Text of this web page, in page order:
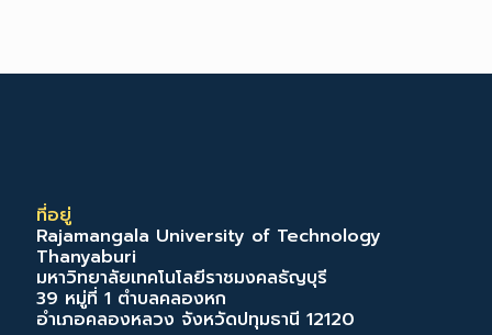
ที่อยู่
Rajamangala University of Technology
Thanyaburi
มหาวิทยาลัยเทคโนโลยีราชมงคลธัญบุรี
39 หมู่ที่ 1 ตำบลคลองหก
อำเภอคลองหลวง จังหวัดปทุมธานี 12120